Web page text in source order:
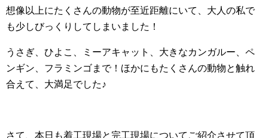
想像以上にたくさんの動物が至近距離にいて、大人の私で
も少しびっくりしてしまいました！
うさぎ、ひよこ、ミーアキャット、大きなカンガルー、ペ
ンギン、フラミンゴまで！ほかにもたくさんの動物と触れ
合えて、大満足でした♪
さて、本日も着工現場と完工現場についてご紹介させて頂